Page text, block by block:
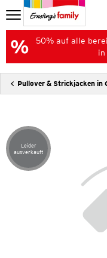
50% auf alle
in
Pullover & Strickjacken in
Artikel leider ausverkauft
Leider
ausverkauft